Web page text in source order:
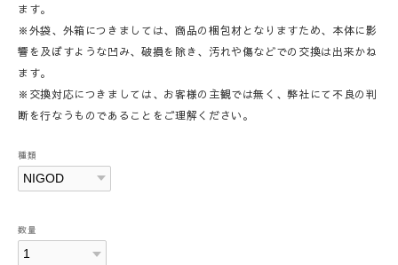
ます。
※外袋、外箱につきましては、商品の梱包材となりますため、本体に影
響を及ぼすような凹み、破損を除き、汚れや傷などでの交換は出来かね
ます。
※交換対応につきましては、お客様の主観では無く、弊社にて不良の判
断を行なうものであることをご理解ください。
種類
数量